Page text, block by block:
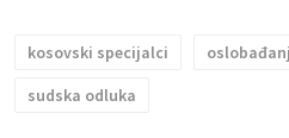
kosovski specijalci
sudska odluka